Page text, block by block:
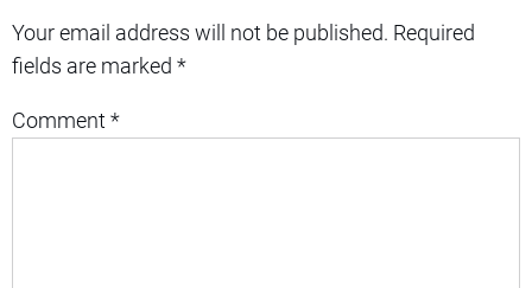
Your email address will not be published. Required
fields are marked *
Comment *